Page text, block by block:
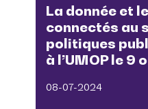
La donnée et
connectés au
politiques
à l’UMOP le 9
08-07-2024